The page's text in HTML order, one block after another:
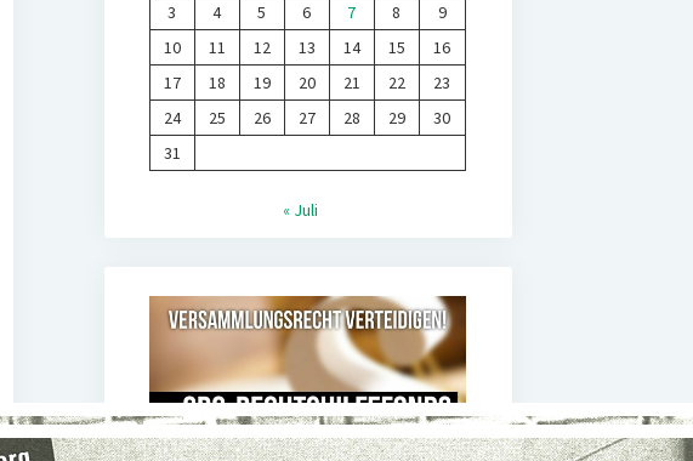
3
4 5 6 7 8
9
10
11 12 13 14 15
16
17
18 19 20 21 22
23
24
25 26 27 28 29
30
31
« Juli